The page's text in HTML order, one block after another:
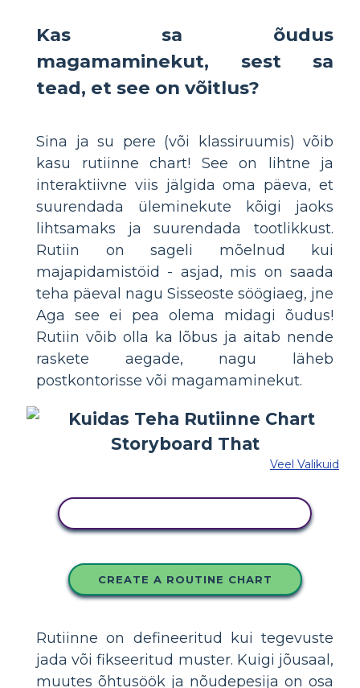
Kas sa õudus
magamaminekut, sest sa
tead, et see on võitlus?
Sina ja su pere (või klassiruumis) võib
kasu rutiinne chart! See on lihtne ja
interaktiivne viis jälgida oma päeva, et
suurendada üleminekute kõigi jaoks
lihtsamaks ja suurendada tootlikkust.
Rutiin on sageli mõelnud kui
majapidamistöid - asjad, mis on saada
teha päeval nagu Sisseoste söögiaeg, jne
Aga see ei pea olema midagi õudus!
Rutiin võib olla ka lõbus ja aitab nende
raskete aegade, nagu läheb
postkontorisse või magamaminekut.
Veel Valikuid
CREATE A ROUTINE CHART
Rutiinne on defineeritud kui tegevuste
jada või fikseeritud muster. Kuigi jõusaal,
muutes õhtusöök ja nõudepesija on osa